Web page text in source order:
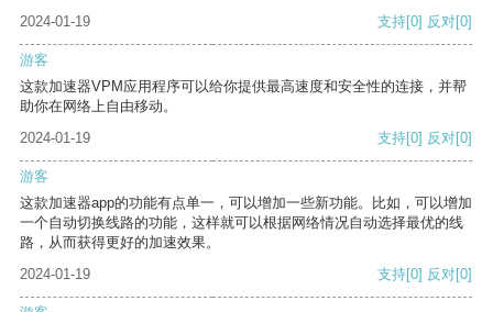
2024-01-19
支持[0] 反对[0]
游客
这款加速器VPM应用程序可以给你提供最高速度和安全性的连接，并帮
助你在网络上自由移动。
2024-01-19
支持[0] 反对[0]
游客
这款加速器app的功能有点单一，可以增加一些新功能。比如，可以增加
一个自动切换线路的功能，这样就可以根据网络情况自动选择最优的线
路，从而获得更好的加速效果。
2024-01-19
支持[0] 反对[0]